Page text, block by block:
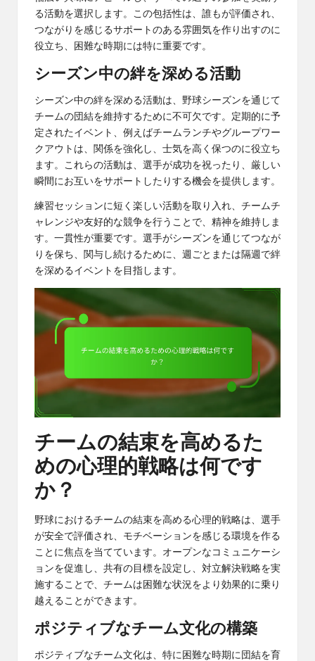
る活動を選択します。この包括性は、誰もが評価され、
つながりを感じるサポートのある雰囲気を作り出すのに
役立ち、困難な時期には特に重要です。
シーズン中の絆を深める活動
シーズン中の絆を深める活動は、野球シーズンを通じて
チームの団結を維持するために不可欠です。定期的に予
定されたイベント、例えばチームランチやグループワー
クアウトは、関係を強化し、士気を高く保つのに役立ち
ます。これらの活動は、選手が成功を祝ったり、厳しい
瞬間にお互いをサポートしたりする機会を提供します。
練習セッションに短く楽しい活動を取り入れ、チームチ
ャレンジや友好的な競争を行うことで、精神を維持しま
す。一貫性が重要です。選手がシーズンを通じてつなが
りを保ち、関与し続けるために、週ごとまたは隔週で絆
を深めるイベントを目指します。
チームの結束を高めるた
めの心理的戦略は何です
か？
野球におけるチームの結束を高める心理的戦略は、選手
が安全で評価され、モチベーションを感じる環境を作る
ことに焦点を当てています。オープンなコミュニケーシ
ョンを促進し、共有の目標を設定し、対立解決戦略を実
施することで、チームは困難な状況をより効果的に乗り
越えることができます。
ポジティブなチーム文化の構築
ポジティブなチーム文化は、特に困難な時期に団結を育